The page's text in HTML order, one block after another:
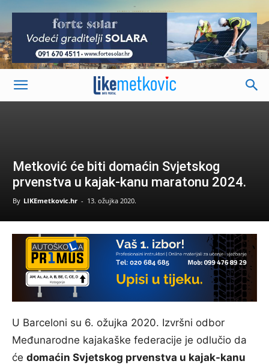
-
Metković će biti domaćin Svjetskog
prvenstva u kajak-kanu maratonu 2024.
By LIKEmetkovic.hr - 13. ožujka 2020.
U Barceloni su 6. ožujka 2020. Izvršni odbor
Međunarodne kajakaške federacije je odlučio da
će domaćin Svjetskog prvenstva u kajak-kanu